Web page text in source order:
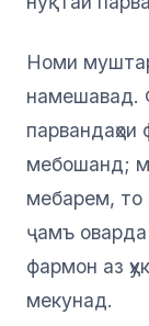
Номи
намешавад.
мебошанд;
мебарем, то
ҷамъ оварда
фармон аз
мекунад.